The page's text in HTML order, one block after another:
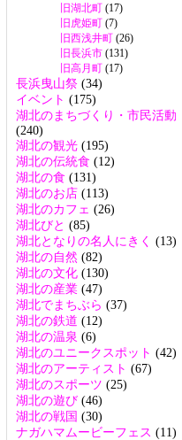
旧湖北町 (17)
旧虎姫町 (7)
旧西浅井町 (26)
旧長浜市 (131)
旧高月町 (17)
長浜曳山祭 (34)
イベント (175)
湖北のまちづくり・市民活動
(240)
湖北の観光 (195)
湖北の伝統食 (12)
湖北の食 (131)
湖北のお店 (113)
湖北のカフェ (26)
湖北びと (85)
湖北となりの名人にきく (13)
湖北の自然 (82)
湖北の文化 (130)
湖北の産業 (47)
湖北でまちぶら (37)
湖北の鉄道 (12)
湖北の温泉 (6)
湖北のユニークスポット (42)
湖北のアーティスト (67)
湖北のスポーツ (25)
湖北の遊び (46)
湖北の戦国 (30)
ナガハマムービーフェス (11)